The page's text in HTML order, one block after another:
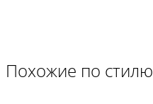
Похожие по стилю